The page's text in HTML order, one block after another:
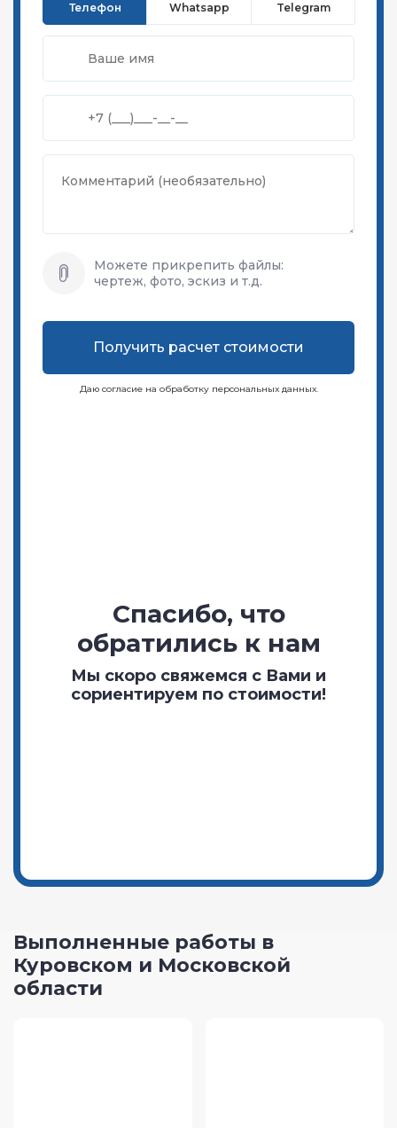
Телефон Whatsapp Telegram
Можете прикрепить файлы:
чертеж, фото, эскиз и т.д.
Получить расчет стоимости
Даю согласие на обработку персональных данных.
Спасибо, что
обратились к нам
Мы скоро свяжемся с Вами и
сориентируем по стоимости!
Выполненные работы в
Куровском и Московской
области